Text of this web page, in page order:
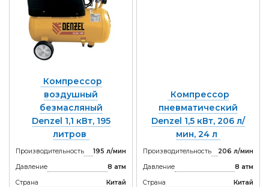
Компрессор
воздушный
безмасляный
Denzel 1,1 кВт, 195
литров
Производительность
195 л/мин
Давление
8 атм
Страна
Китай
Компрессор
пневматический
Denzel 1,5 кВт, 206 л/
мин, 24 л
Производительность
206 л/мин
Давление
8 атм
Страна
Китай